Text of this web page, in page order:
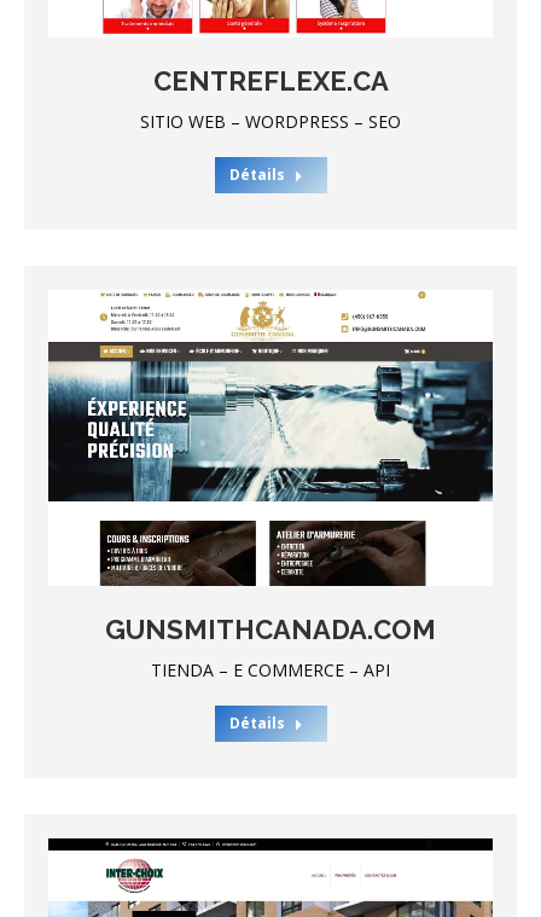
CENTREFLEXE.CA
SITIO WEB – WORDPRESS – SEO
Détails
GUNSMITHCANADA.COM
TIENDA – E COMMERCE – API
Détails